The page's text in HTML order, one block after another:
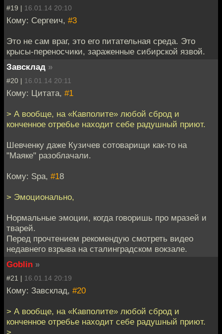
#19 | 16.01.14 20:10
Кому: Сергеич, #3
Это не сам враг, это его питательная среда. Это
крысы-переносчики, зараженные сибирской язвой.
Завсклад »
#20 | 16.01.14 20:11
Кому: Цитата, #1
> А вообще, на «Кавполите» любой сброд и
конченное отребье находит себе радушный приют.
Шевченку даже Кузичев сотоварищи как-то на
"Маяке" разоблачали.
Кому: Spa, #18
> Эмоционально,
Нормальные эмоции, когда говоришь про мразей и
тварей.
Перед прочтением рекомендую смотреть видео
недавнего взрыва на сталинградском вокзале.
Goblin »
#21 | 16.01.14 20:19
Кому: Завсклад, #20
> А вообще, на «Кавполите» любой сброд и
конченное отребье находит себе радушный приют.